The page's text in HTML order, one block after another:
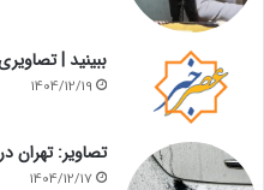
ببینید |
1404/12/19
تصاویر: تهران
1404/12/17